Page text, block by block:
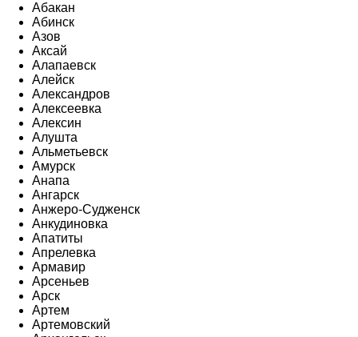
Абакан
Абинск
Азов
Аксай
Алапаевск
Алейск
Александров
Алексеевка
Алексин
Алушта
Альметьевск
Амурск
Анапа
Ангарск
Анжеро-Судженск
Анкудиновка
Апатиты
Апрелевка
Армавир
Арсеньев
Арск
Артем
Артемовский